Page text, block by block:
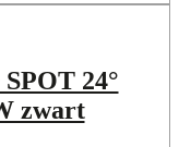
24°
zwart